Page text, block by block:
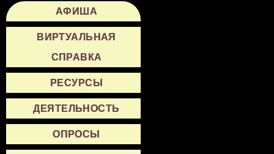
АФИША
ВИРТУАЛЬНАЯ
СПРАВКА
РЕСУРСЫ
ДЕЯТЕЛЬНОСТЬ
ОПРОСЫ